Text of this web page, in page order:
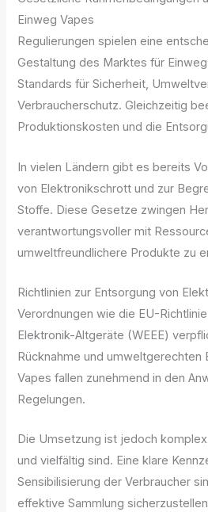
Einweg Vapes
Regulierungen spielen eine
Gestaltung des Marktes für
Standards für Sicherheit,
Verbraucherschutz. Gleichzeitig
Produktionskosten und die
In vielen Ländern gibt es bereits
von Elektronikschrott und zur
Stoffe. Diese Gesetze zwingen
verantwortungsvoller mit
umweltfreundlichere Produkte zu
Richtlinien zur Entsorgung von
Verordnungen wie die EU-
Elektronik-Altgeräte (WEEE)
Rücknahme und umweltgerechten
Vapes fallen zunehmend in den
Regelungen.
Die Umsetzung ist jedoch
und vielfältig sind. Eine klare
Sensibilisierung der Verbraucher
effektive Sammlung